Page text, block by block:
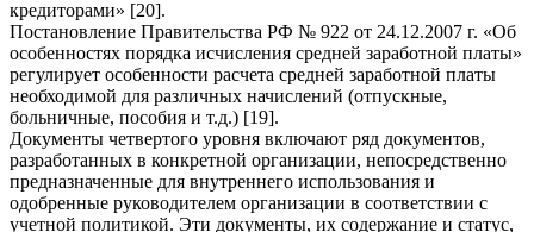
кредиторами» [20].
Постановление Правительства РФ № 922 от 24.12.2007 г. «Об
особенностях порядка исчисления средней заработной платы»
регулирует особенности расчета средней заработной платы
необходимой для различных начислений (отпускные,
больничные, пособия и т.д.) [19].
Документы четвертого уровня включают ряд документов,
разработанных в конкретной организации, непосредственно
предназначенные для внутреннего использования и
одобренные руководителем организации в соответствии с
учетной политикой. Эти документы, их содержание и статус,